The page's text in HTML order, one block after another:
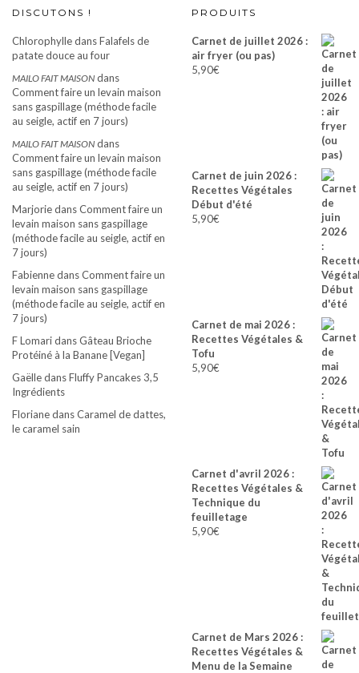
DISCUTONS !
ChlorophylledansFalafels de
patate douce au four
MAILO FAIT MAISON dans
Comment faire un levain maison
sans gaspillage (méthode facile
au seigle, actif en 7 jours)
MAILO FAIT MAISON dans
Comment faire un levain maison
sans gaspillage (méthode facile
au seigle, actif en 7 jours)
MarjoriedansComment faire un
levain maison sans gaspillage
(méthode facile au seigle, actif en
7 jours)
FabiennedansComment faire un
levain maison sans gaspillage
(méthode facile au seigle, actif en
7 jours)
F LomaridansGâteau Brioche
Protéiné à la Banane [Vegan]
GaëlledansFluffy Pancakes 3,5
Ingrédients
FlorianedansCaramel de dattes,
le caramel sain
PRODUITS
Carnet de juillet 2026 :
air fryer (ou pas)
5,90€
Carnet de juin 2026 :
Recettes Végétales
Début d'été
5,90€
Carnet de mai 2026 :
Recettes Végétales &
Tofu
5,90€
Carnet d'avril 2026 :
Recettes Végétales &
Technique du
feuilletage
5,90€
Carnet de Mars 2026 :
Recettes Végétales &
Menu de la Semaine